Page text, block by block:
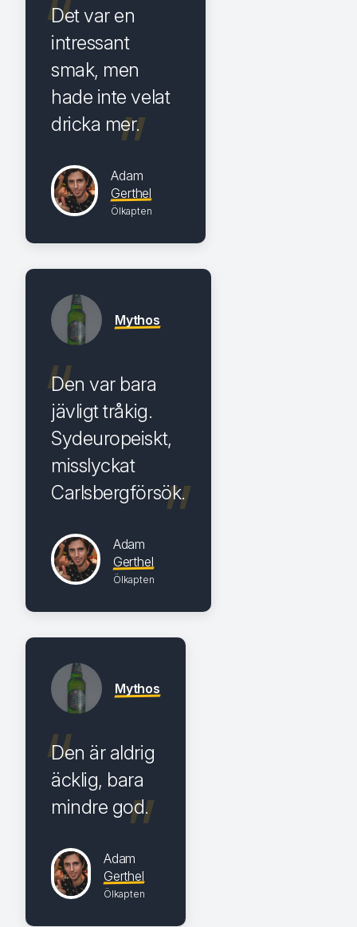
Det var en
intressant
smak, men
hade inte velat
dricka mer.
Adam
Gerthel
Ölkapten
Mythos
Den var bara
jävligt tråkig.
Sydeuropeiskt,
misslyckat
Carlsbergförsök.
Adam
Gerthel
Ölkapten
Mythos
Den är aldrig
äcklig, bara
mindre god.
Adam
Gerthel
Ölkapten